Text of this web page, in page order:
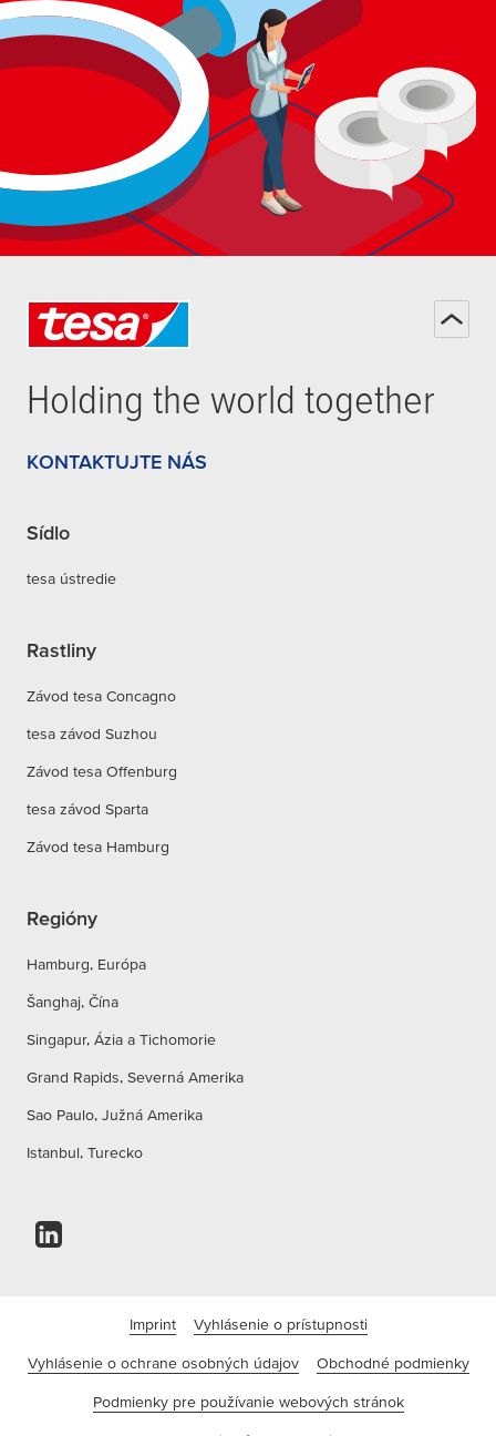
Holding the world together
KONTAKTUJTE NÁS
Sídlo
tesa ústredie
Rastliny
Závod tesa Concagno
tesa závod Suzhou
Závod tesa Offenburg
tesa závod Sparta
Závod tesa Hamburg
Regióny
Hamburg, Európa
Šanghaj, Čína
Singapur, Ázia a Tichomorie
Grand Rapids, Severná Amerika
Sao Paulo, Južná Amerika
Istanbul, Turecko
Imprint Vyhlásenie o prístupnosti
Vyhlásenie o ochrane osobných údajov Obchodné podmienky
Podmienky pre používanie webových stránok